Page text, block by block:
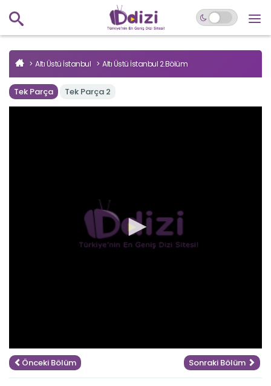
Altı Üstü İstanbul Altı Üstü İstanbul 2.Bölüm
Tek Parça Tek Parça 2
Önceki Bölüm Sonraki Bölüm